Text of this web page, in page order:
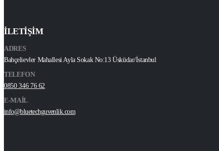
İLETİŞİM
ADRES
Bahçelievler Mahallesi Ayla Sokak No:13 Üsküdar/İstanbul
TELEFON
0850 346 76 62
E-MAİL
info@bluetechguvenlik.com